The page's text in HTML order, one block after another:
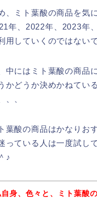
、ミト葉酸の商品を気
年、2022年、2023年
用していくのではない
中にはミト葉酸の商品
かどうか決めかねてい
、、
葉酸の商品はかなりお
っている人は一度試し
♪
自身、色々と、ミト葉酸